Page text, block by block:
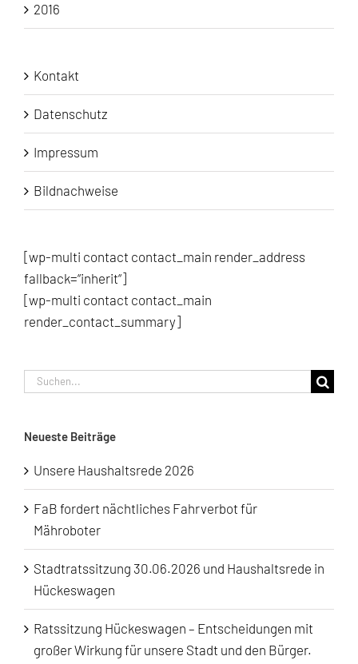
2016
Kontakt
Datenschutz
Impressum
Bildnachweise
[wp-multi contact contact_main render_address
fallback=“inherit“]
[wp-multi contact contact_main
render_contact_summary]
Suche
Neueste Beiträge
Unsere Haushaltsrede 2026
FaB fordert nächtliches Fahrverbot für
Mähroboter
Stadtratssitzung 30.06.2026 und Haushaltsrede in
Hückeswagen
Ratssitzung Hückeswagen – Entscheidungen mit
großer Wirkung für unsere Stadt und den Bürger.